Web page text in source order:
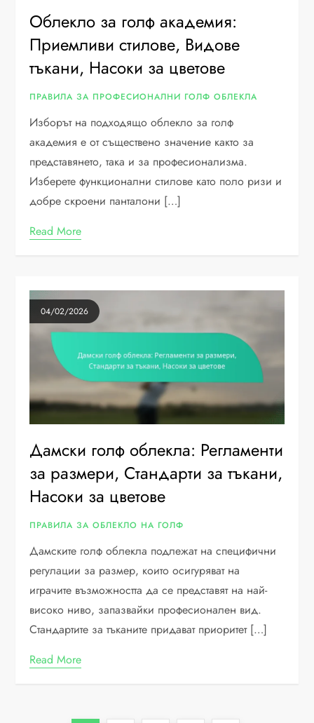
Облекло за голф академия:
Приемливи стилове, Видове
тъкани, Насоки за цветове
ПРАВИЛА ЗА ПРОФЕСИОНАЛНИ ГОЛФ ОБЛЕКЛА
Изборът на подходящо облекло за голф
академия е от съществено значение както за
представянето, така и за професионализма.
Изберете функционални стилове като поло ризи и
добре скроени панталони […]
Read More
04/02/2026
Дамски голф облекла: Регламенти
за размери, Стандарти за тъкани,
Насоки за цветове
ПРАВИЛА ЗА ОБЛЕКЛО НА ГОЛФ
Дамските голф облекла подлежат на специфични
регулации за размер, които осигуряват на
играчите възможността да се представят на най-
високо ниво, запазвайки професионален вид.
Стандартите за тъканите придават приоритет […]
Read More